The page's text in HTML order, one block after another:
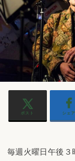
ポスト シェア
毎週火曜日午後３